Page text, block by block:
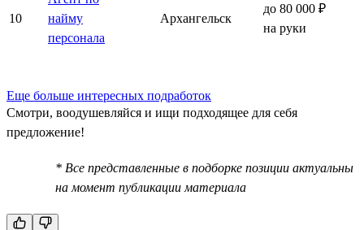
10
найму
персонала
Архангельск
до 80 000 ₽
на руки
Еще больше интересных подработок
Смотри, воодушевляйся и ищи подходящее для себя
предложение!
* Все представленные в подборке позиции актуальны
на момент публикации материала